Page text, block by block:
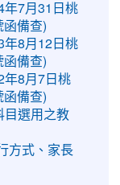
年7月31日桃
函備查)
年8月12日桃
函備查)
年8月7日桃
函備查)
目選用之教
方式、家長